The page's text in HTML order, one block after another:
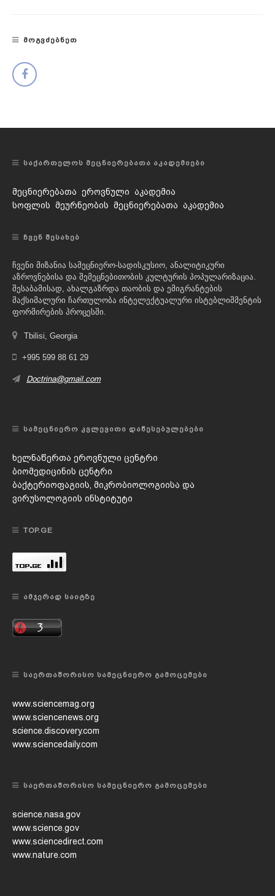
ᲛᲝᲒᲕᲫᲔᲑᲜᲔᲗ
ᲡᲐᲥᲐᲠᲗᲔᲚᲝᲡ ᲛᲔᲪᲜᲘᲔᲠᲔᲑᲐᲗᲐ ᲐᲙᲐᲓᲔᲛᲘᲔᲑᲘ
მეცნიერებათა ეროვნული აკადემია
სოფლის მეურნეობის მეცნიერებათა აკადემია
ᲩᲕᲔᲜ ᲨᲔᲡᲐᲮᲔᲑ
ჩვენი მიზანია სამეცნიერო-სადისკუსიო, ანალიტიკური
აზროვნებისა და შემეცნებითობის კულტურის პოპულარიზაცია.
შესაბამისად, ახალგაზრდა თაობის და ემიგრანტების
მაქსიმალური ჩართულობა ინტელექტუალური ისტებლიშმენტის
ფორმირების პროცესში.
Tbilisi, Georgia
+995 599 88 61 29
Doctrina@gmail.com
ᲡᲐᲛᲔᲪᲜᲘᲔᲠᲝ ᲙᲕᲚᲔᲕᲘᲗᲘ ᲓᲐᲬᲔᲡᲔᲑᲣᲚᲔᲑᲔᲑᲘ
ხელნაწერთა ეროვნული ცენტრი
ბიომედიცინის ცენტრი
ბაქტერიოფაგიის, მიკრობიოლოგიისა და
ვირუსოლოგიის ინსტიტუტი
TOP.GE
ᲐᲛᲯᲔᲠᲐᲓ ᲡᲐᲘᲢᲖᲔ
ᲡᲐᲔᲠᲗᲐᲨᲝᲠᲘᲡᲝ ᲡᲐᲛᲔᲪᲜᲘᲔᲠᲝ ᲒᲐᲛᲝᲪᲔᲛᲔᲑᲘ
www.sciencemag.org
www.sciencenews.org
science.discovery.com
www.sciencedaily.com
ᲡᲐᲔᲠᲗᲐᲨᲝᲠᲘᲡᲝ ᲡᲐᲛᲔᲪᲜᲘᲔᲠᲝ ᲒᲐᲛᲝᲪᲔᲛᲔᲑᲘ
science.nasa.gov
www.science.gov
www.sciencedirect.com
www.nature.com